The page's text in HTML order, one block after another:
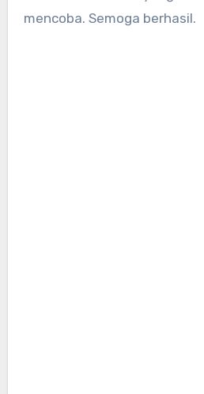
mencoba. Semoga berhasil.